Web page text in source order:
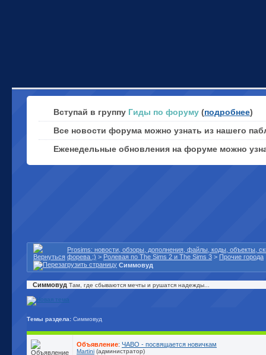
Вступай в группу Гиды по форуму (подробнее)
Все новости форума можно узнать из нашего
Еженедельные обновления на форуме можно
Prosims: новости, обзоры, дополнения, файлы, коды, объекты,
форева ;) > Ролевая по The Sims 2 и The Sims 3 > Прочие города
Симмовуд
Симмовуд Там, где сбываются мечты и рушатся надежды...
Темы раздела: Симмовуд
Объявление: ЧАВО - посвящается новичкам
Martini (администратор)